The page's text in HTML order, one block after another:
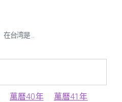
在台湾是 ...
萬曆40年
萬曆41年